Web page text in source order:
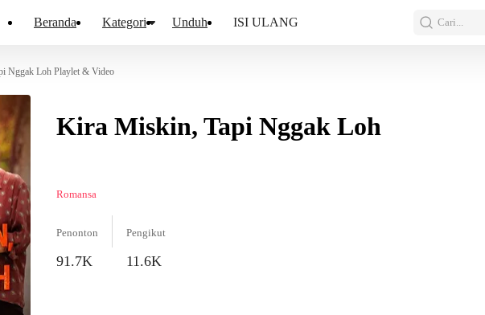
Beranda Kategori Unduh ISI ULANG Cari...
Nggak Loh Playlet & Video
Kira Miskin, Tapi Nggak Loh
Romansa
Penonton
91.7K
Pengikut
11.6K